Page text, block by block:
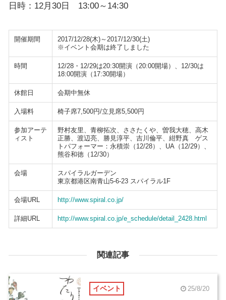
日時：12月30日 13:00～14:30
開催期間
2017/12/28(木)～2017/12/30(土)
※イベント会期は終了しました
時間
12/28・12/29は20:30開演（20:00開場）、12/30は
18:00開演（17:30開場）
休館日 会期中無休
入場料 椅子席7,500円/立見席5,500円
参加アーテ
ィスト
野村友里、青柳拓次、ささたくや、曽我大穂、高木
正勝、渡辺亮、勝見淳平、吉川倫平、紺野真 ゲス
トパフォーマー：永積崇（12/28）、UA（12/29）、
熊谷和徳（12/30）
会場
スパイラルガーデン
東京都港区南青山5-6-23 スパイラル1F
会場URL http://www.spiral.co.jp/
詳細URL http://www.spiral.co.jp/e_schedule/detail_2428.html
関連記事
イベント 25/8/20